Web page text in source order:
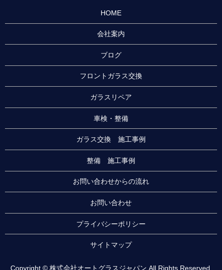
HOME
会社案内
ブログ
フロントガラス交換
ガラスリペア
車検・整備
ガラス交換 施工事例
整備 施工事例
お問い合わせからの流れ
お問い合わせ
プライバシーポリシー
サイトマップ
Copyright © 株式会社オートグラスジャパン All Rights Reserved.